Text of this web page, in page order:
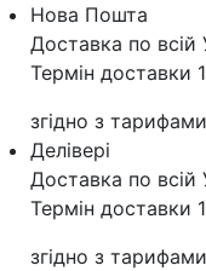
Нова Пошта
Доставка по всій
Термін доставки
згідно з
Делівері
Доставка по всій
Термін доставки
згідно з